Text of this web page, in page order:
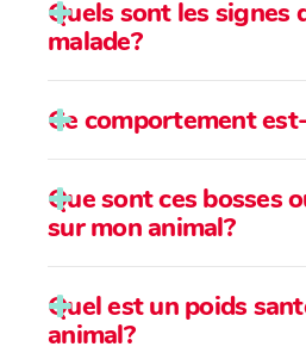
Quels sont les signes
malade?
Ce comportement
Que sont ces bosses
sur mon animal?
Quel est un poids
animal?